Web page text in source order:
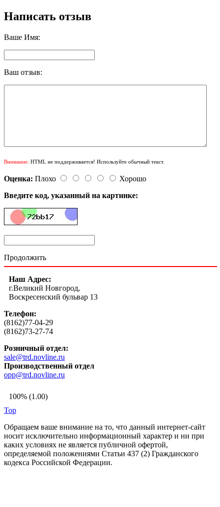
Написать отзыв
Ваше Имя:
Ваш отзыв:
Внимание: HTML не поддерживается! Используйте обычный текст.
Оценка: Плохо
Хорошо
Введите код, указанный на картинке:
Продолжить
Наш Адрес:
г.Великий Новгород,
Воскресенский бульвар 13
Телефон:
(8162)77-04-29
(8162)73-27-74
Розничный отдел:
sale@trd.novline.ru
Производственный отдел
opp@trd.novline.ru
100% (1.00)
Top
Обращаем ваше внимание на то, что данный интернет-сайт
носит исключительно информационный характер и ни при
каких условиях не является публичной офертой,
определяемой положениями Статьи 437 (2) Гражданского
кодекса Российской Федерации.